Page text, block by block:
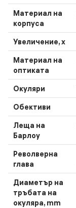
Материал на
корпуса
Увеличение, x
Материал на
оптиката
Окуляри
Обективи
Леща на
Барлоу
Револверна
глава
Диаметър на
тръбата на
окуляра, mm